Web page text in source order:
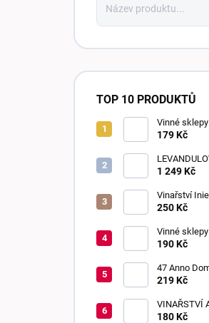
TOP 10 PRODUKTŮ
Vinné
Sweet
179 Kč
1 249 Kč
Vinařství
Loco Blanco
250 Kč
Vinné
Sauvignon
190 Kč
47 Anno
DOC
219 Kč
VINAŘSTVÍ
BEZIŇON,
180 Kč